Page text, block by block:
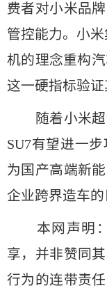
费者对小米品
管控能力。小
机的理念重构
这一硬指标验证
随着小米超
SU7有望进一
为国产高端新
企业跨界造车的
本网声明：
享，并非赞同
行为的连带责